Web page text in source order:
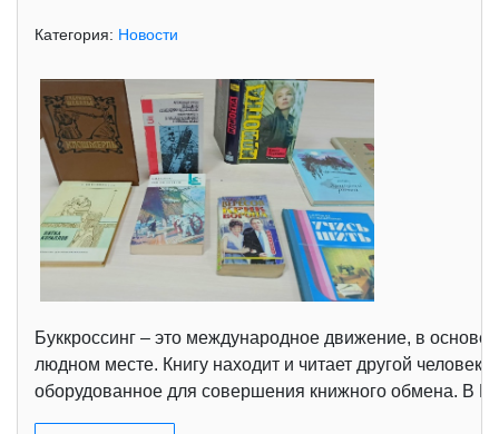
Категория: Новости
Буккроссинг – это международное движение, в
людном месте. Книгу находит и читает другой
оборудованное для совершения книжного обмена. В